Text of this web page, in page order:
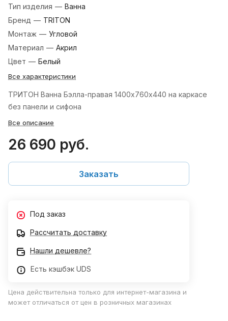
Тип изделия — Ванна
Бренд — TRITON
Монтаж — Угловой
Материал — Акрил
Цвет — Белый
Все характеристики
ТРИТОН Ванна Бэлла-правая 1400х760х440 на каркасе
без панели и сифона
Все описание
26 690 руб.
Заказать
Под заказ
Рассчитать доставку
Нашли дешевле?
Есть кэшбэк UDS
Цена действительна только для интернет-магазина и
может отличаться от цен в розничных магазинах